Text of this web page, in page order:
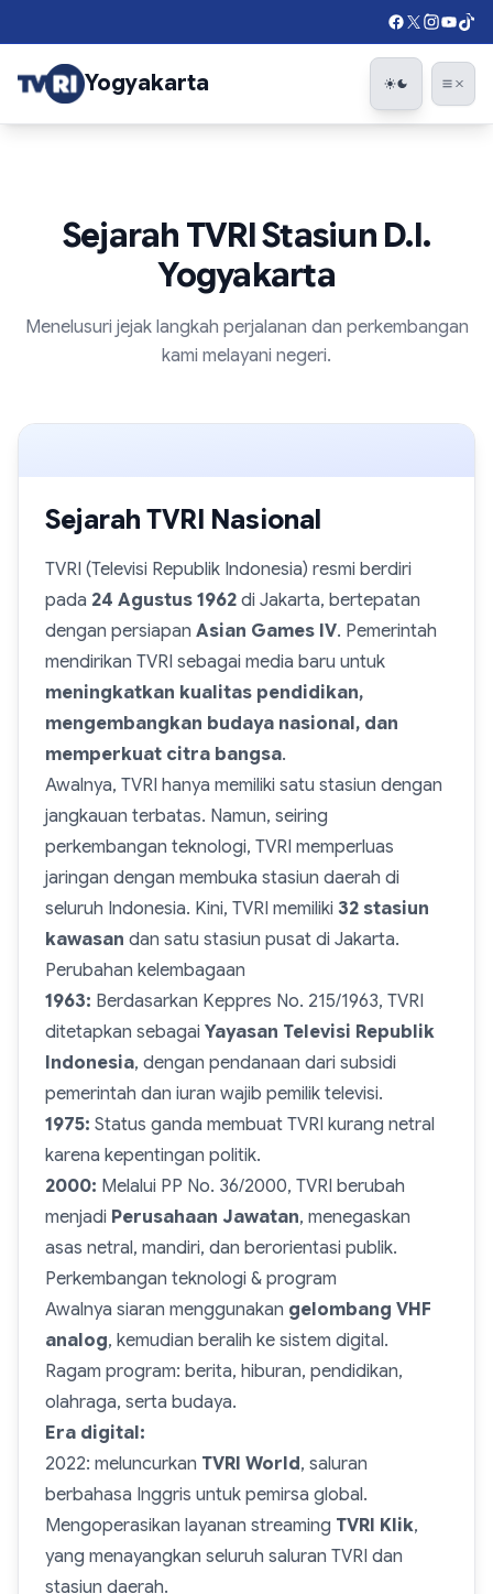
Yogyakarta
Sejarah TVRI Stasiun D.I.
Yogyakarta
Menelusuri jejak langkah perjalanan dan perkembangan
kami melayani negeri.
Sejarah TVRI Nasional
TVRI (Televisi Republik Indonesia) resmi berdiri
pada 24 Agustus 1962 di Jakarta, bertepatan
dengan persiapan Asian Games IV. Pemerintah
mendirikan TVRI sebagai media baru untuk
meningkatkan kualitas pendidikan,
mengembangkan budaya nasional, dan
memperkuat citra bangsa.
Awalnya, TVRI hanya memiliki satu stasiun dengan
jangkauan terbatas. Namun, seiring
perkembangan teknologi, TVRI memperluas
jaringan dengan membuka stasiun daerah di
seluruh Indonesia. Kini, TVRI memiliki 32 stasiun
kawasan dan satu stasiun pusat di Jakarta.
Perubahan kelembagaan
1963: Berdasarkan Keppres No. 215/1963, TVRI
ditetapkan sebagai Yayasan Televisi Republik
Indonesia, dengan pendanaan dari subsidi
pemerintah dan iuran wajib pemilik televisi.
1975: Status ganda membuat TVRI kurang netral
karena kepentingan politik.
2000: Melalui PP No. 36/2000, TVRI berubah
menjadi Perusahaan Jawatan, menegaskan
asas netral, mandiri, dan berorientasi publik.
Perkembangan teknologi & program
Awalnya siaran menggunakan gelombang VHF
analog, kemudian beralih ke sistem digital.
Ragam program: berita, hiburan, pendidikan,
olahraga, serta budaya.
Era digital:
2022: meluncurkan TVRI World, saluran
berbahasa Inggris untuk pemirsa global.
Mengoperasikan layanan streaming TVRI Klik,
yang menayangkan seluruh saluran TVRI dan
stasiun daerah.